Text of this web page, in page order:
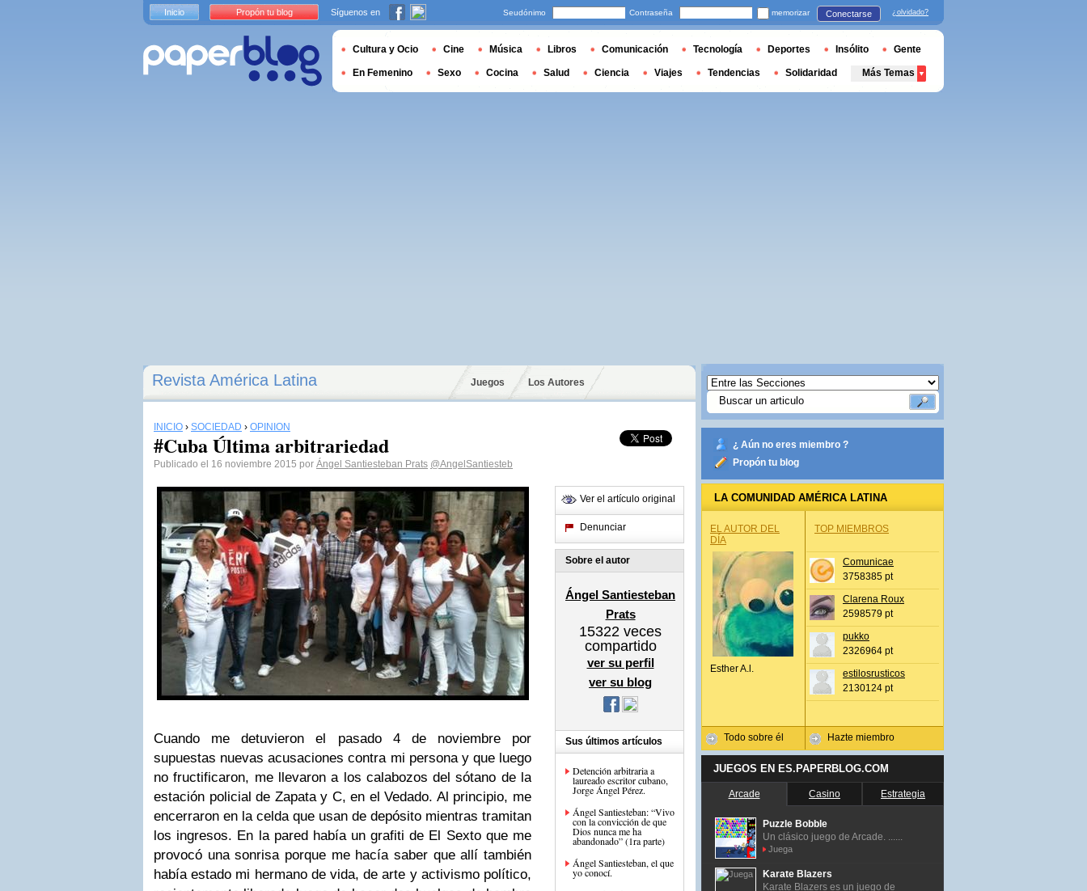
Revista América Latina Juegos Los Autores
INICIO › SOCIEDAD › OPINIÓN
#Cuba Última arbitrariedad
Publicado el 16 noviembre 2015 por Ángel Santiesteban Prats @AngelSantiesteb
Cuando me detuvieron el pasado 4 de noviembre por
supuestas nuevas acusaciones contra mi persona y que luego
no fructificaron, me llevaron a los calabozos del sótano de la
estación policial de Zapata y C, en el Vedado. Al principio, me
encerraron en la celda que usan de depósito mientras tramitan
los ingresos. En la pared había un grafiti de El Sexto que me
provocó una sonrisa porque me hacía saber que allí también
había estado mi hermano de vida, de arte y activismo político,
Ver el artículo original
Denunciar
Sobre el autor
Ángel Santiesteban
Prats
15322 veces
compartido
ver su perfil
ver su blog
Sus últimos artículos
Detención arbitraria a
laureado escritor cubano,
Jorge Ángel Pérez.
Ángel Santiesteban: “Vivo
con la convicción de que
Dios nunca me ha
abandonado” (1ra parte)
Ángel Santiesteban, el que
yo conocí.
¿ Aún no eres miembro ?
Propón tu blog
LA COMUNIDAD AMÉRICA LATINA
EL AUTOR DEL
DÍA
Esther A.l.
Todo sobre él
TOP MIEMBROS
Comunicae
3758385 pt
Clarena Roux
2598579 pt
pukko
2326964 pt
estilosrusticos
2130124 pt
Hazte miembro
JUEGOS EN ES.PAPERBLOG.COM
Arcade Casino Estrategia
Puzzle Bobble
Un clásico juego de Arcade. ......
Juega
Karate Blazers
Karate Blazers es un juego de
Inicio Propón tu blog Síguenos en Seudónimo Contraseña memorizar Conectarse ¿olvidado?
Cultura y Ocio Cine Música Libros Comunicación Tecnología Deportes Insólito Gente
En Femenino Sexo Cocina Salud Ciencia Viajes Tendencias Solidaridad Más Temas